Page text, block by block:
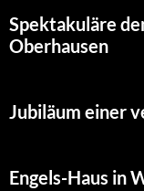
Spektakuläre
Oberhausen
Jubiläum einer
Engels-Haus in